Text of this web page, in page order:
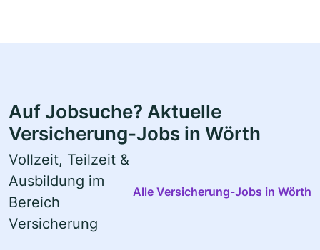
Auf Jobsuche? Aktuelle
Versicherung-Jobs in Wörth
Vollzeit, Teilzeit &
Ausbildung im
Bereich
Versicherung
Alle Versicherung-Jobs in Wörth